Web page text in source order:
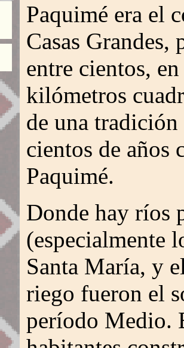
Paquimé era el
Casas Grandes,
entre cientos,
kilómetros
de una
cientos de años
Paquimé.
Donde hay ríos
(especialmente
Santa María, y
riego fueron el
período Medio.